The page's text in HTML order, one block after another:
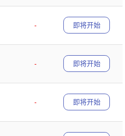
-
即将开始
-
即将开始
-
即将开始